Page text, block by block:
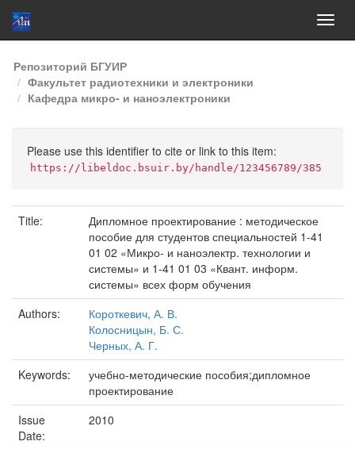
Skip
navigation
Репозиторий БГУИР
Факультет радиотехники и электроники
Кафедра микро- и наноэлектроники
Please use this identifier to cite or link to this item:
https://libeldoc.bsuir.by/handle/123456789/385
Title:
Дипломное проектирование : методическое
пособие для студентов специальностей 1-41
01 02 «Микро- и наноэлектр. технологии и
системы» и 1-41 01 03 «Квант. информ.
системы» всех форм обучения
Authors:
Короткевич, А. В.
Колосницын, Б. С.
Черных, А. Г.
Keywords:
учебно-методические пособия;дипломное
проектирование
Issue
Date:
2010